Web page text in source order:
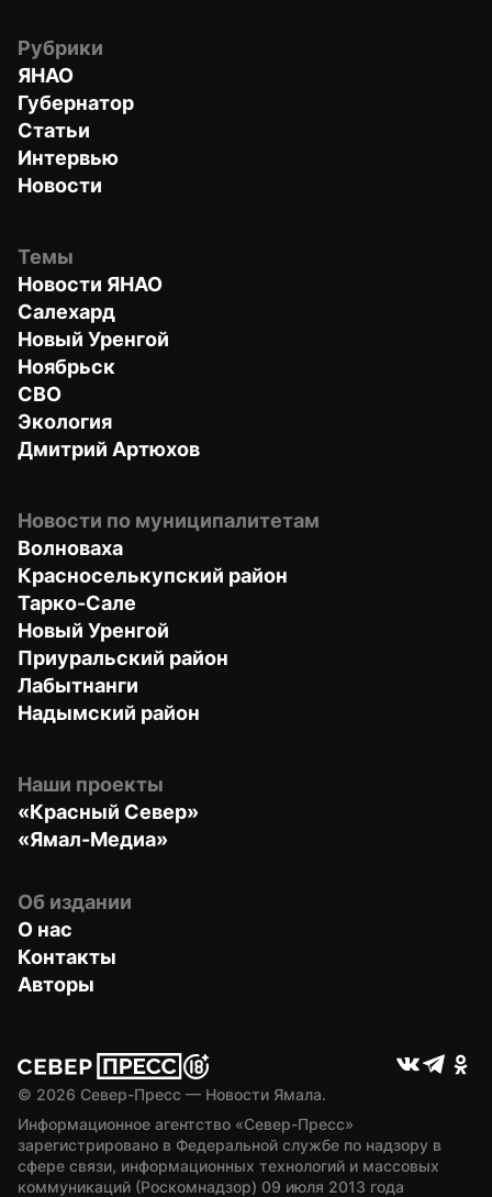
Рубрики
ЯНАО
Губернатор
Статьи
Интервью
Новости
Темы
Новости ЯНАО
Салехард
Новый Уренгой
Ноябрьск
СВО
Экология
Дмитрий Артюхов
Новости по муниципалитетам
Волноваха
Красноселькупский район
Тарко-Сале
Новый Уренгой
Приуральский район
Лабытнанги
Надымский район
Наши проекты
«Красный Север»
«Ямал-Медиа»
Об издании
О нас
Контакты
Авторы
© 2026 Север-Пресс — Новости Ямала.
Информационное агентство «Север-Пресс»
зарегистрировано в Федеральной службе по надзору в
сфере связи, информационных технологий и массовых
коммуникаций (Роскомнадзор) 09 июля 2013 года